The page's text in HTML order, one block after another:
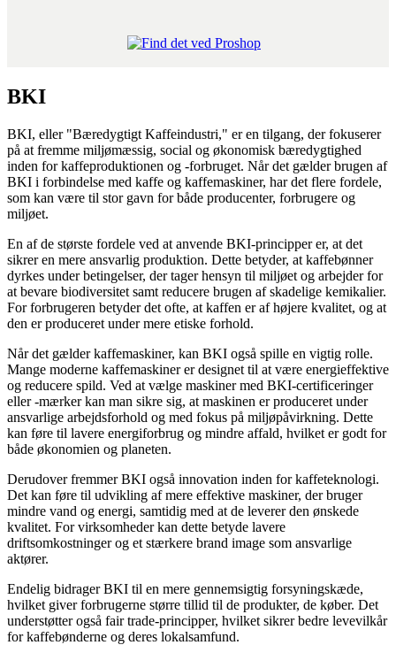
BKI
BKI, eller "Bæredygtigt Kaffeindustri," er en tilgang, der fokuserer
på at fremme miljømæssig, social og økonomisk bæredygtighed
inden for kaffeproduktionen og -forbruget. Når det gælder brugen af
BKI i forbindelse med kaffe og kaffemaskiner, har det flere fordele,
som kan være til stor gavn for både producenter, forbrugere og
miljøet.
En af de største fordele ved at anvende BKI-principper er, at det
sikrer en mere ansvarlig produktion. Dette betyder, at kaffebønner
dyrkes under betingelser, der tager hensyn til miljøet og arbejder for
at bevare biodiversitet samt reducere brugen af skadelige kemikalier.
For forbrugeren betyder det ofte, at kaffen er af højere kvalitet, og at
den er produceret under mere etiske forhold.
Når det gælder kaffemaskiner, kan BKI også spille en vigtig rolle.
Mange moderne kaffemaskiner er designet til at være energieffektive
og reducere spild. Ved at vælge maskiner med BKI-certificeringer
eller -mærker kan man sikre sig, at maskinen er produceret under
ansvarlige arbejdsforhold og med fokus på miljøpåvirkning. Dette
kan føre til lavere energiforbrug og mindre affald, hvilket er godt for
både økonomien og planeten.
Derudover fremmer BKI også innovation inden for kaffeteknologi.
Det kan føre til udvikling af mere effektive maskiner, der bruger
mindre vand og energi, samtidig med at de leverer den ønskede
kvalitet. For virksomheder kan dette betyde lavere
driftsomkostninger og et stærkere brand image som ansvarlige
aktører.
Endelig bidrager BKI til en mere gennemsigtig forsyningskæde,
hvilket giver forbrugerne større tillid til de produkter, de køber. Det
understøtter også fair trade-principper, hvilket sikrer bedre levevilkår
for kaffebønderne og deres lokalsamfund.